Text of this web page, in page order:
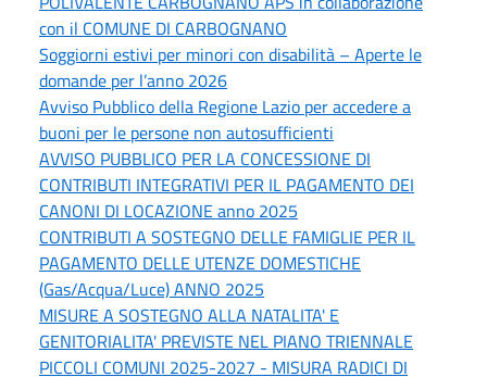
con il COMUNE DI CARBOGNANO
Soggiorni estivi per minori con disabilità – Aperte le
domande per l’anno 2026
Avviso Pubblico della Regione Lazio per accedere a
buoni per le persone non autosufficienti
AVVISO PUBBLICO PER LA CONCESSIONE DI
CONTRIBUTI INTEGRATIVI PER IL PAGAMENTO DEI
CANONI DI LOCAZIONE anno 2025
CONTRIBUTI A SOSTEGNO DELLE FAMIGLIE PER IL
PAGAMENTO DELLE UTENZE DOMESTICHE
(Gas/Acqua/Luce) ANNO 2025
MISURE A SOSTEGNO ALLA NATALITA' E
GENITORIALITA' PREVISTE NEL PIANO TRIENNALE
PICCOLI COMUNI 2025-2027 - MISURA RADICI DI